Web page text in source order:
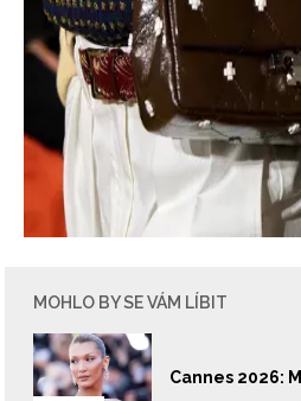
MOHLO BY SE VÁM LÍBIT
Cannes 2026: